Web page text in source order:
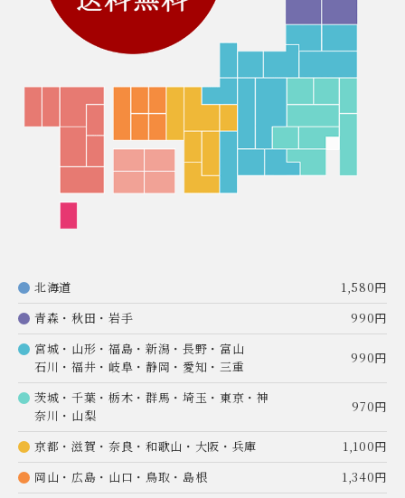
北海道
1,580円
青森・秋田・岩手
990円
宮城・山形・福島・新潟・長野・富山
石川・福井・岐阜・静岡・愛知・三重
990円
茨城・千葉・栃木・群馬・埼玉・東京・神
奈川・山梨
970円
京都・滋賀・奈良・和歌山・大阪・兵庫
1,100円
岡山・広島・山口・鳥取・島根
1,340円